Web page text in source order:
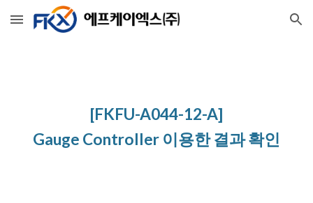
Skip to main content Skip to navigation
[FKFU-A044-12-A]
Gauge Controller 이용한 결과 확인